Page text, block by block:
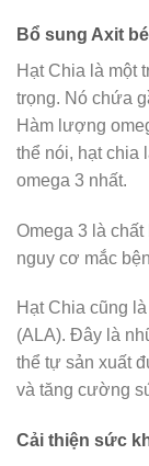
Bổ sung Axit
Hạt Chia là một
trọng. Nó chứa
Hàm lượng
thể nói, hạt chia
omega 3 nhất.
Omega 3 là
nguy cơ mắc
Hạt Chia cũng
(ALA). Đây là
thể tự sản xuất
và tăng cường
Cải thiện sức